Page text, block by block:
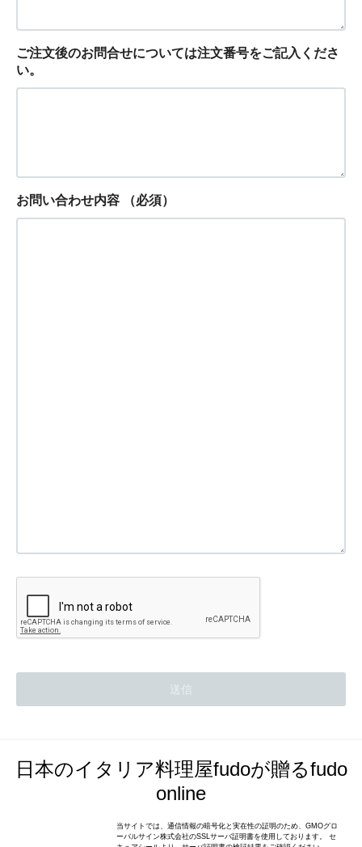
ご注文後のお問合せについては注文番号をご記入くださ
い。
お問い合わせ内容 （必須）
日本のイタリア料理屋fudoが贈るfudo
online
当サイトでは、通信情報の暗号化と実在性の証明のため、GMOグロ
ーバルサイン株式会社のSSLサーバ証明書を使用しております。 セ